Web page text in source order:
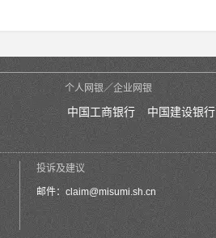
个人网银／企业网银
中国工商银行 中国建设银行
投诉及建议
邮件： claim@misumi.sh.cn